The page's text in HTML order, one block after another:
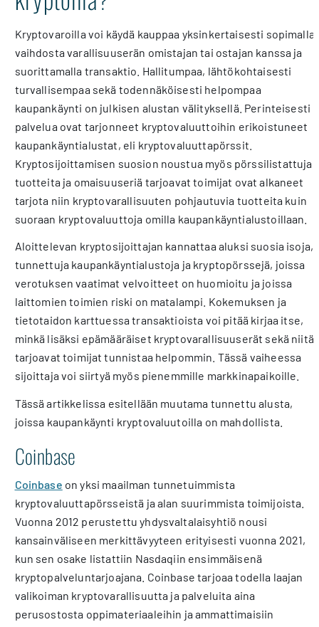
Kryptovaroilla voi käydä kauppaa yksinkertaisesti sopimalla
vaihdosta varallisuuserän omistajan tai ostajan kanssa ja
suorittamalla transaktio. Hallitumpaa, lähtökohtaisesti
turvallisempaa sekä todennäköisesti helpompaa
kaupankäynti on julkisen alustan välityksellä. Perinteisesti
palvelua ovat tarjonneet kryptovaluuttoihin erikoistuneet
kaupankäyntialustat, eli kryptovaluuttapörssit.
Kryptosijoittamisen suosion noustua myös pörssilistattuja
tuotteita ja omaisuuseriä tarjoavat toimijat ovat alkaneet
tarjota niin kryptovarallisuuten pohjautuvia tuotteita kuin
suoraan kryptovaluuttoja omilla kaupankäyntialustoillaan.
Aloittelevan kryptosijoittajan kannattaa aluksi suosia isoja,
tunnettuja kaupankäyntialustoja ja kryptopörssejä, joissa
verotuksen vaatimat velvoitteet on huomioitu ja joissa
laittomien toimien riski on matalampi. Kokemuksen ja
tietotaidon karttuessa transaktioista voi pitää kirjaa itse,
minkä lisäksi epämääräiset kryptovarallisuuserät sekä niitä
tarjoavat toimijat tunnistaa helpommin. Tässä vaiheessa
sijoittaja voi siirtyä myös pienemmille markkinapaikoille.
Tässä artikkelissa esitellään muutama tunnettu alusta,
joissa kaupankäynti kryptovaluutoilla on mahdollista.
Coinbase
Coinbase on yksi maailman tunnetuimmista
kryptovaluuttapörsseistä ja alan suurimmista toimijoista.
Vuonna 2012 perustettu yhdysvaltalaisyhtiö nousi
kansainväliseen merkittävyyteen erityisesti vuonna 2021,
kun sen osake listattiin Nasdaqiin ensimmäisenä
kryptopalveluntarjoajana. Coinbase tarjoaa todella laajan
valikoiman kryptovarallisuutta ja palveluita aina
perusostosta oppimateriaaleihin ja ammattimaisiin